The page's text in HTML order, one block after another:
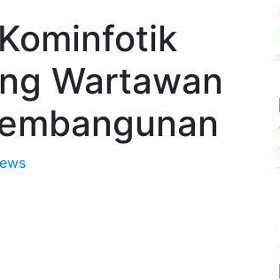
Wartawan